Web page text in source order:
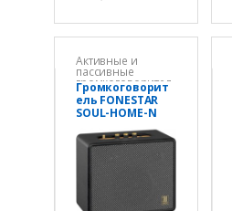
Активные и
пассивные
громкоговорител
иГромкоговорит
ель FONESTAR
SOUL-HOME-N